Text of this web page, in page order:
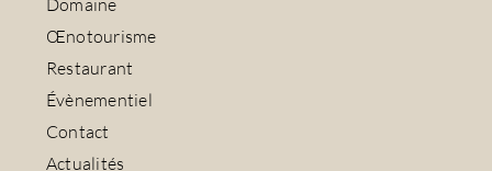
Œnotourisme
Restaurant
Évènementiel
Contact
Actualités